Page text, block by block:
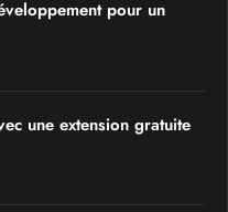
pour un
une extension gratuite